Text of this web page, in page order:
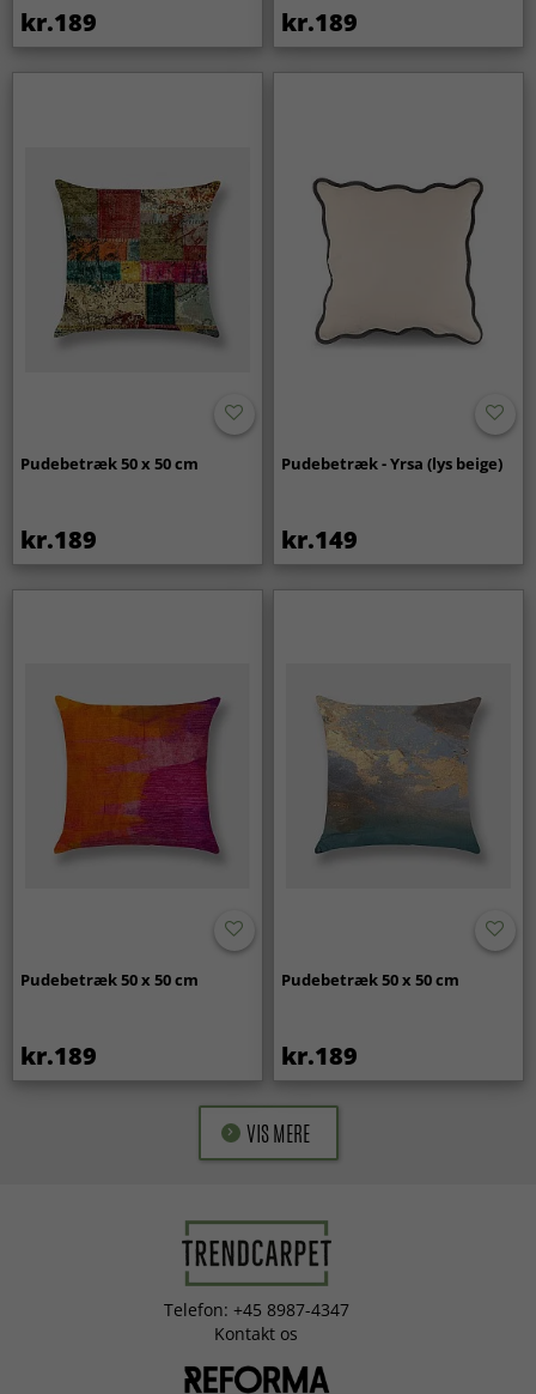
kr.189 kr.189
Pudebetræk 50 x 50 cm
kr.189
Pudebetræk - Yrsa (lys beige)
kr.149
Pudebetræk 50 x 50 cm
kr.189
Pudebetræk 50 x 50 cm
kr.189
VIS MERE
Telefon: +45 8987-4347
Kontakt os